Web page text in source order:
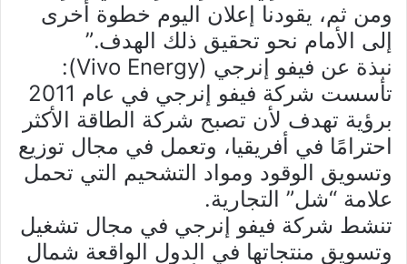
ومن ثم، يقودنا إعلان اليوم خطوة أخرى
إلى الأمام نحو تحقيق ذلك الهدف.”
نبذة عن فيفو إنرجي (Vivo Energy):
تأسست شركة فيفو إنرجي في عام 2011
برؤية تهدف لأن تصبح شركة الطاقة الأكثر
احترامًا في أفريقيا، وتعمل في مجال توزيع
وتسويق الوقود ومواد التشحيم التي تحمل
علامة “شل” التجارية.
تنشط شركة فيفو إنرجي في مجال تشغيل
وتسويق منتجاتها في الدول الواقعة شمال